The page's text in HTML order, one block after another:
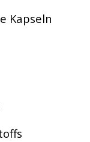
Kapseln